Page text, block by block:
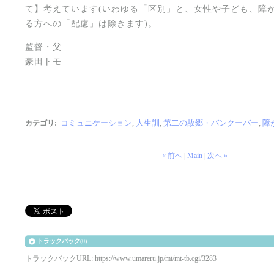
て】考えています(いわゆる「区別」と、女性や子ども、障
る方への「配慮」は除きます)。
監督・父
豪田トモ
カテゴリ : コミュニケーション 人生訓 第二の故郷・バンクーバー 障
« 前へ| Main| 次へ »
トラックバック(0)
トラックバックURL: https://www.umareru.jp/mt/mt-tb.cgi/3283